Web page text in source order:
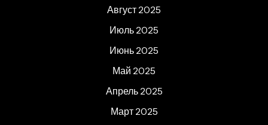
Август 2025
Июль 2025
Июнь 2025
Май 2025
Апрель 2025
Март 2025